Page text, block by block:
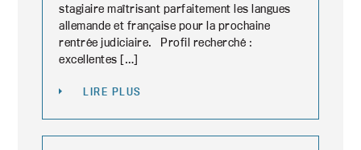
stagiaire maîtrisant parfaitement les langues
allemande et française pour la prochaine
rentrée judiciaire. Profil recherché :
excellentes […]
LIRE PLUS